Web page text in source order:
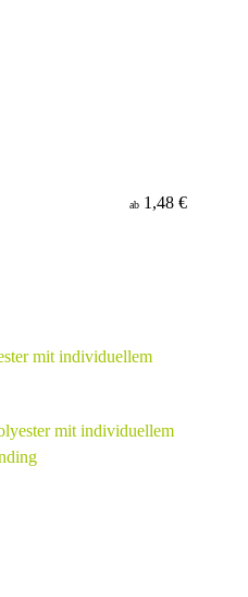
ab 1,48 €
mit individuellem